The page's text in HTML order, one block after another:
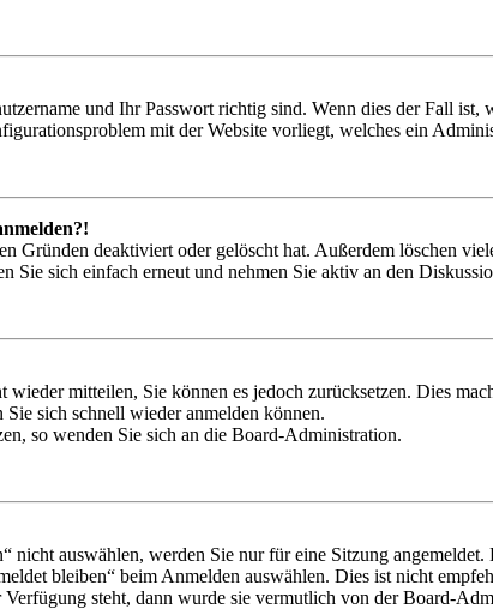
und Ihr Passwort richtig sind. Wenn dies der Fall ist,
mit der Website vorliegt, welches ein
Gründen deaktiviert oder gelöscht hat. Außerdem löschen
Sie sich einfach erneut und nehmen Sie aktiv an den
mitteilen, Sie können es jedoch zurücksetzen. Dies
sich schnell wieder anmelden können.
so wenden Sie sich an die Board-Administration.
auswählen, werden Sie nur für eine Sitzung
bleiben“ beim Anmelden auswählen. Dies ist nicht
steht, dann wurde sie vermutlich von der Board-